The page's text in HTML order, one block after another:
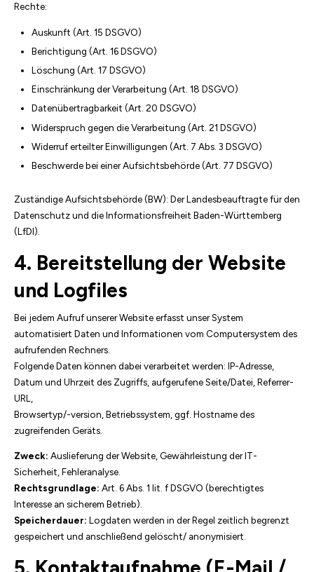
Rechte:
Auskunft (Art. 15 DSGVO)
Berichtigung (Art. 16 DSGVO)
Löschung (Art. 17 DSGVO)
Einschränkung der Verarbeitung (Art. 18 DSGVO)
Datenübertragbarkeit (Art. 20 DSGVO)
Widerspruch gegen die Verarbeitung (Art. 21 DSGVO)
Widerruf erteilter Einwilligungen (Art. 7 Abs. 3 DSGVO)
Beschwerde bei einer Aufsichtsbehörde (Art. 77 DSGVO)
Zuständige Aufsichtsbehörde (BW): Der Landesbeauftragte für den
Datenschutz und die Informationsfreiheit Baden-Württemberg
(LfDI).
4. Bereitstellung der Website
und Logfiles
Bei jedem Aufruf unserer Website erfasst unser System
automatisiert Daten und Informationen vom Computersystem des
aufrufenden Rechners.
Folgende Daten können dabei verarbeitet werden: IP-Adresse,
Datum und Uhrzeit des Zugriffs, aufgerufene Seite/Datei, Referrer-
URL,
Browsertyp/-version, Betriebssystem, ggf. Hostname des
zugreifenden Geräts.
Zweck: Auslieferung der Website, Gewährleistung der IT-
Sicherheit, Fehleranalyse.
Rechtsgrundlage: Art. 6 Abs. 1 lit. f DSGVO (berechtigtes
Interesse an sicherem Betrieb).
Speicherdauer: Logdaten werden in der Regel zeitlich begrenzt
gespeichert und anschließend gelöscht/ anonymisiert.